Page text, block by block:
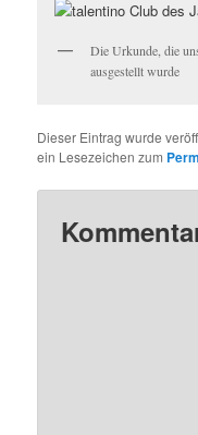
Die Urkunde, die
ausgestellt wurde
Dieser Eintrag wurde
ein Lesezeichen zum